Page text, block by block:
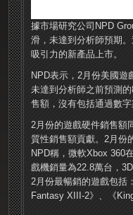
據市場研究公司NPD
滑，未達到分析師預期
吸引力的新產品上市。
NPD表示，2月份美國
未達到分析師之前預測
售額，沒有包括通過數字
2月份的遊戲硬件銷售額
質性銷售額貢獻。2月份
NPD稱，微軟Xbox 360
戲機銷量為22.8萬台，
2月份最暢銷的遊戲包括
Fantasy XIII-2》、《